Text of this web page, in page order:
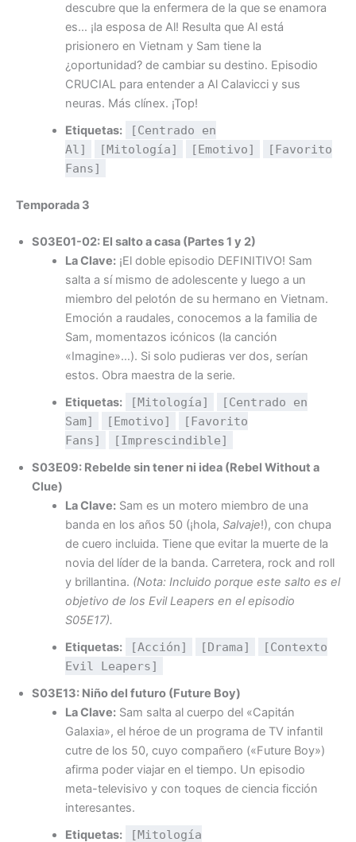
descubre que la enfermera de la que se enamora
es… ¡la esposa de Al! Resulta que Al está
prisionero en Vietnam y Sam tiene la
¿oportunidad? de cambiar su destino. Episodio
CRUCIAL para entender a Al Calavicci y sus
neuras. Más clínex. ¡Top!
Etiquetas:
[Centrado en
Al]
[Mitología] [Emotivo]
[Favorito
Fans]
Temporada 3
S03E01-02: El salto a casa (Partes 1 y 2)
La Clave:¡El doble episodio DEFINITIVO! Sam
salta a sí mismo de adolescente y luego a un
miembro del pelotón de su hermano en Vietnam.
Emoción a raudales, conocemos a la familia de
Sam, momentazos icónicos (la canción
«Imagine»…). Si solo pudieras ver dos, serían
estos. Obra maestra de la serie.
Etiquetas:
[Mitología]
[Centrado en
Sam]
[Emotivo]
[Favorito
Fans]
[Imprescindible]
S03E09: Rebelde sin tener ni idea (Rebel Without a
Clue)
La Clave:Sam es un motero miembro de una
banda en los años 50 (¡hola, Salvaje!), con chupa
de cuero incluida. Tiene que evitar la muerte de la
novia del líder de la banda. Carretera, rock and roll
y brillantina. (Nota: Incluido porque este salto es el
objetivo de los Evil Leapers en el episodio
S05E17).
Etiquetas:
[Acción] [Drama]
[Contexto
Evil Leapers]
S03E13: Niño del futuro (Future Boy)
La Clave:Sam salta al cuerpo del «Capitán
Galaxia», el héroe de un programa de TV infantil
cutre de los 50, cuyo compañero («Future Boy»)
afirma poder viajar en el tiempo. Un episodio
meta-televisivo y con toques de ciencia ficción
interesantes.
Etiquetas:
[Mitología